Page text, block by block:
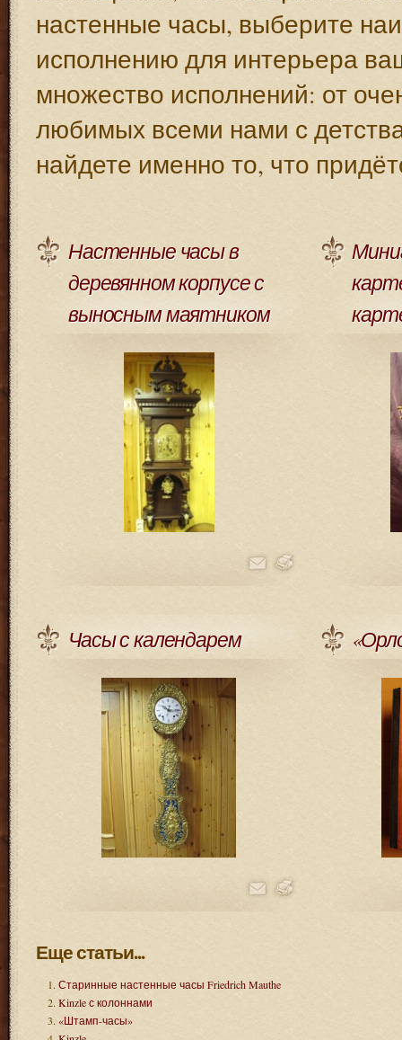
настенные часы, выберите
исполнению для интерьера
множество исполнений: от
любимых всеми нами с
найдете именно то, что
Настенные часы в
деревянном корпусе с
выносным маятником
Часы с календарем
Еще статьи...
Старинные настенные часы Friedrich Mauthe
Kinzle с колоннами
«Штамп-часы»